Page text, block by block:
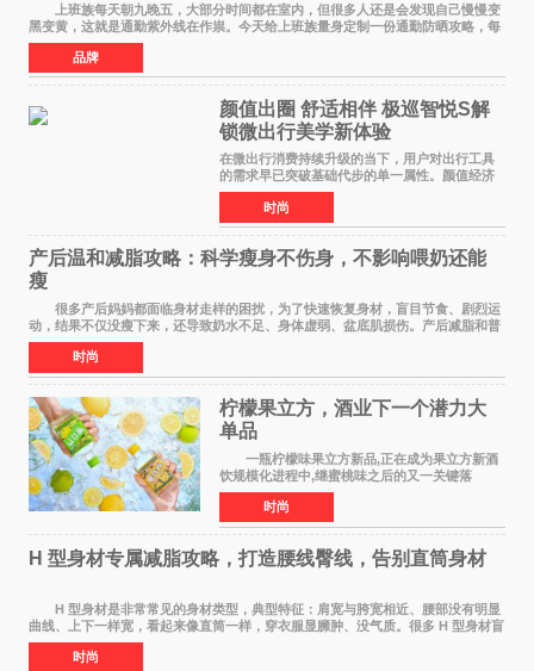
上班族每天朝九晚五，大部分时间都在室内，但很多人还是会发现自己慢慢变
黑变黄，这就是通勤紫外线在作祟。今天给上班族量身定制一份通勤防晒攻略，每
天只花 1 分钟，就能轻松搞定。 首先
品牌
颜值出圈 舒适相伴 极巡智悦S解
锁微出行美学新体验
在微出行消费持续升级的当下，用户对出行工具
的需求早已突破基础代步的单一属性。颜值经济
浪潮之下，出行载具不再是冰冷的工具，而是个
人生活态度、审美品味与生活方式的具象延伸。
当Z世代与年轻家
时尚
产后温和减脂攻略：科学瘦身不伤身，不影响喂奶还能
瘦
很多产后妈妈都面临身材走样的困扰，为了快速恢复身材，盲目节食、剧烈运
动，结果不仅没瘦下来，还导致奶水不足、身体虚弱、盆底肌损伤。产后减脂和普
通人完全不同，核心是 温和、安全、循序
时尚
柠檬果立方，酒业下一个潜力大
单品
一瓶柠檬味果立方新品,正在成为果立方新酒
饮规模化进程中,继蜜桃味之后的又一关键落
子。 在超市货架、便利店冷柜、小红书笔记
里,这款绿色包装的新品正在快速扩散:入口清爽解
腻,像喝加了一点
时尚
H 型身材专属减脂攻略，打造腰线臀线，告别直筒身材
H 型身材是非常常见的身材类型，典型特征：肩宽与胯宽相近、腰部没有明显
曲线、上下一样宽，看起来像直筒一样，穿衣服显臃肿、没气质。很多 H 型身材盲
目全身减脂，越减越瘦，腰部还是没有
时尚